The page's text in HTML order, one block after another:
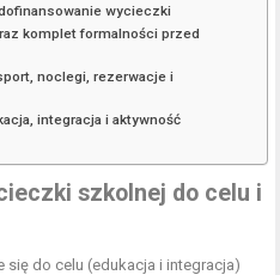
wycieczki
komplet formalności przed
noclegi, rezerwacje i
integracja i aktywność
szkolnej do celu i
do celu (edukacja i integracja)